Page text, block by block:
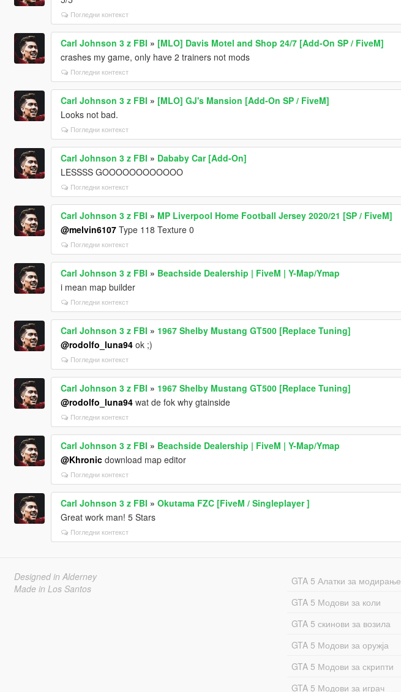
Погледни контекст
Carl Johnson 3 z FBI » [MLO] Davis Motel and Shop 24/7 [Add-On SP / FiveM]
crashes my game, only have 2 trainers not mods
Погледни контекст
Carl Johnson 3 z FBI » [MLO] GJ's Mansion [Add-On SP / FiveM]
Looks not bad.
Погледни контекст
Carl Johnson 3 z FBI » Dababy Car [Add-On]
LESSSS GOOOOOOOOOOOO
Погледни контекст
Carl Johnson 3 z FBI » MP Liverpool Home Football Jersey 2020/21 [SP / FiveM]
@melvin6107Type 118 Texture 0
Погледни контекст
Carl Johnson 3 z FBI » Beachside Dealership | FiveM | Y-Map/Ymap
i mean map builder
Погледни контекст
Carl Johnson 3 z FBI » 1967 Shelby Mustang GT500 [Replace Tuning]
@rodolfo_luna94ok ;)
Погледни контекст
Carl Johnson 3 z FBI » 1967 Shelby Mustang GT500 [Replace Tuning]
@rodolfo_luna94wat de fok why gtainside
Погледни контекст
Carl Johnson 3 z FBI » Beachside Dealership | FiveM | Y-Map/Ymap
@Khronicdownload map editor
Погледни контекст
Carl Johnson 3 z FBI » Okutama FZC [FiveM / Singleplayer ]
Great work man! 5 Stars
Погледни контекст
Designed in Alderney
Made in Los Santos
GTA 5 Алатки за модирање
GTA 5 Модови за коли
GTA 5 скинови за возила
GTA 5 Модови за оружја
GTA 5 Модови за скрипти
GTA 5 Модови за играч